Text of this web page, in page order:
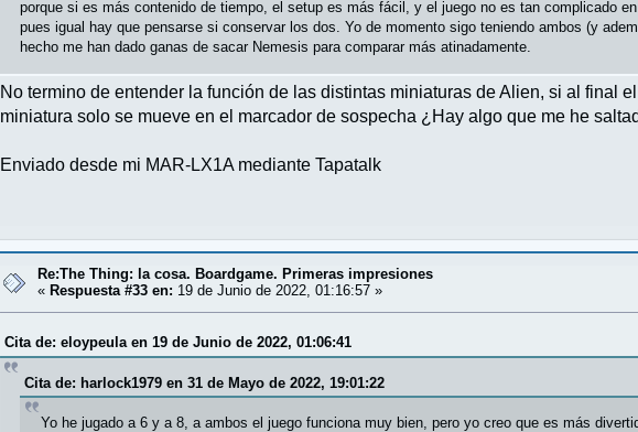
porque si es más contenido de tiempo, el setup es más fácil, y el juego no es tan complicado
pues igual hay que pensarse si conservar los dos. Yo de momento sigo teniendo ambos (y
hecho me han dado ganas de sacar Nemesis para comparar más atinadamente.
No termino de entender la función de las distintas miniaturas de Alien, si al final
miniatura solo se mueve en el marcador de sospecha ¿Hay algo que me he
Enviado desde mi MAR-LX1A mediante Tapatalk
Re:The Thing: la cosa. Boardgame. Primeras impresiones
« Respuesta #33 en: 19 de Junio de 2022, 01:16:57 »
Cita de: eloypeula en 19 de Junio de 2022, 01:06:41
Cita de: harlock1979 en 31 de Mayo de 2022, 19:01:22
Yo he jugado a 6 y a 8, a ambos el juego funciona muy bien, pero yo creo que es más